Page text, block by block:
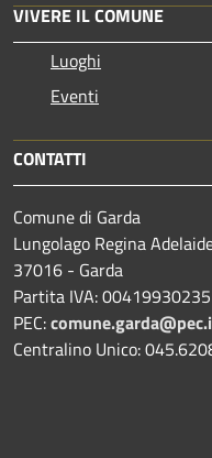
VIVERE IL COMUNE
Luoghi
Eventi
CONTATTI
Comune di Garda
Lungolago Regina
37016 - Garda
Partita IVA: 00419930235
PEC:
Centralino Unico: